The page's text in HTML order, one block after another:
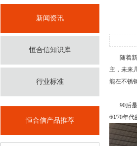
新闻资讯
恒合信知识库
行业标准
恒合信产品推荐
随着新
主，未来
能在不锈
90后是
60/70年